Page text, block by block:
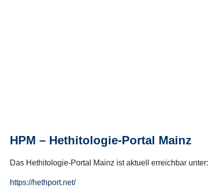
HPM – Hethitologie-Portal Mainz
Das Hethitologie-Portal Mainz ist aktuell erreichbar unter:
https://hethport.net/